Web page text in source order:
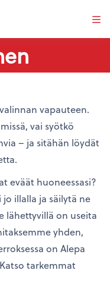
vapauteen.
vai syötkö
– ja sitähän löydät
eväät huoneessasi?
illalla ja säilytä ne
lähettyvillä on useita
yhden,
on Alepa
tarkemmat